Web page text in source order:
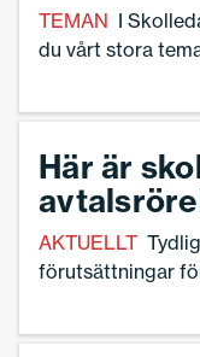
TEMAN I
du vårt stora
länkar för dig
Här är
AKTUELLT
förutsättningar
Sveriges